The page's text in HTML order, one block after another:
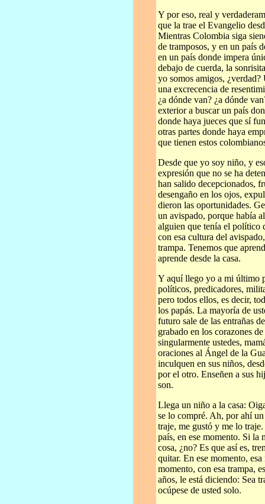
Y por eso, real y
que la trae el Evangelio
Mientras Colombia siga
de tramposos, y en un país
en un país donde impera
debajo de cuerda, la
yo somos amigos,
una excrecencia de
¿a dónde van? ¿a dónde
exterior a buscar un país
donde haya jueces que sí
otras partes donde haya
que tienen estos
Desde que yo soy niño, y
expresión que no se ha
han salido decepcionados,
desengaño en los ojos,
dieron las oportunidades.
un avispado, porque había
alguien que tenía el político
con esa cultura del
trampa. Tenemos que
aprende desde la casa.
Y aquí llego yo a mi último
políticos, predicadores,
pero todos ellos, es decir,
los papás. La mayoría de
futuro sale de las entrañas
grabado en los corazones
singularmente ustedes,
oraciones al Ángel de la
inculquen en sus niños,
por el otro. Enseñen a sus
son.
Llega un niño a la casa:
se lo compré. Ah, por ahí
traje, me gustó y me lo
país, en ese momento. Si la
cosa, ¿no? Es que así es,
quitar. En ese momento,
momento, con esa trampa,
años, le está diciendo: Sea
ocúpese de usted solo.